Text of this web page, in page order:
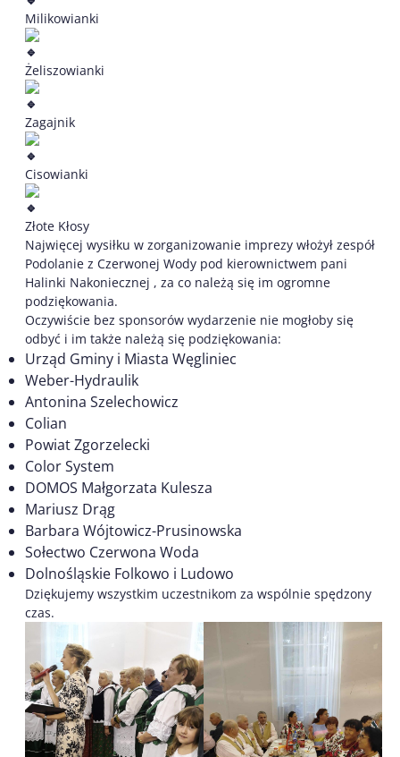
Milikowianki
Żeliszowianki
Zagajnik
Cisowianki
Złote Kłosy
Najwięcej wysiłku w zorganizowanie imprezy włożył zespół
Podolanie z Czerwonej Wody pod kierownictwem pani
Halinki Nakoniecznej , za co należą się im ogromne
podziękowania.
Oczywiście bez sponsorów wydarzenie nie mogłoby się
odbyć i im także należą się podziękowania:
Urząd Gminy i Miasta Węgliniec
Weber-Hydraulik
Antonina Szelechowicz
Colian
Powiat Zgorzelecki
Color System
DOMOS Małgorzata Kulesza
Mariusz Drąg
Barbara Wójtowicz-Prusinowska
Sołectwo Czerwona Woda
Dolnośląskie Folkowo i Ludowo
Dziękujemy wszystkim uczestnikom za wspólnie spędzony
czas.